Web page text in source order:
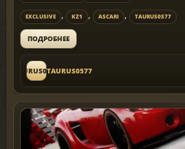
EXCLUSIVE , KZ1 , ASCARI , TAURUS0577
ПОДРОБНЕЕ
TAURUS0577TAURUS0577